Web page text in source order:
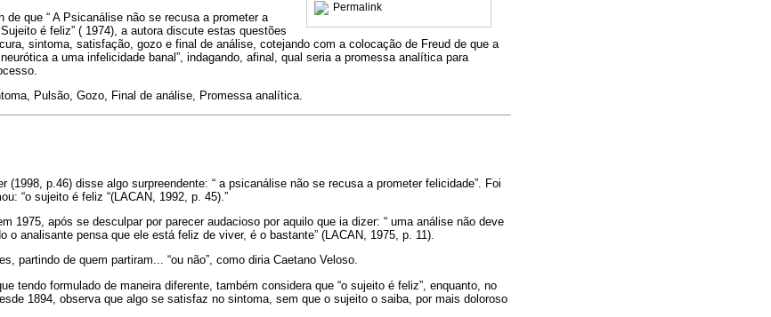
Permalink
de que “ A Psicanálise não se recusa a prometer a
é feliz” ( 1974), a autora discute estas questões
sintoma, satisfação, gozo e final de análise, cotejando com a colocação de Freud de que a
a uma infelicidade banal”, indagando, afinal, qual seria a promessa analítica para
Pulsão, Gozo, Final de análise, Promessa analítica.
(1998, p.46) disse algo surpreendente: “ a psicanálise não se recusa a prometer felicidade”. Foi
“o sujeito é feliz “(LACAN, 1992, p. 45).”
1975, após se desculpar por parecer audacioso por aquilo que ia dizer: “ uma análise não deve
o analisante pensa que ele está feliz de viver, é o bastante” (LACAN, 1975, p. 11).
partindo de quem partiram... “ou não”, como diria Caetano Veloso.
tendo formulado de maneira diferente, também considera que “o sujeito é feliz”, enquanto, no
1894, observa que algo se satisfaz no sintoma, sem que o sujeito o saiba, por mais doloroso